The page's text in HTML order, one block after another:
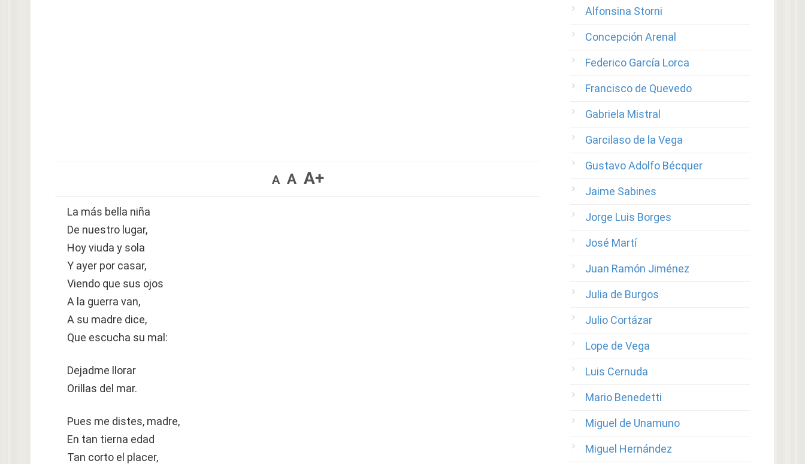
A A A+
La más bella niña
De nuestro lugar,
Hoy viuda y sola
Y ayer por casar,
Viendo que sus ojos
A la guerra van,
A su madre dice,
Que escucha su mal:
Dejadme llorar
Orillas del mar.
Pues me distes, madre,
En tan tierna edad
Tan corto el placer,
Alfonsina Storni
Concepción Arenal
Federico García Lorca
Francisco de Quevedo
Gabriela Mistral
Garcilaso de la Vega
Gustavo Adolfo Bécquer
Jaime Sabines
Jorge Luis Borges
José Martí
Juan Ramón Jiménez
Julia de Burgos
Julio Cortázar
Lope de Vega
Luis Cernuda
Mario Benedetti
Miguel de Unamuno
Miguel Hernández